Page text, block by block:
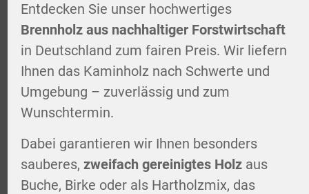
Entdecken Sie unser hochwertiges
Brennholz aus nachhaltiger Forstwirtschaft
in Deutschland zum fairen Preis. Wir liefern
Ihnen das Kaminholz nach Schwerte und
Umgebung – zuverlässig und zum
Wunschtermin.
Dabei garantieren wir Ihnen besonders
sauberes, zweifach gereinigtes Holz aus
Buche, Birke oder als Hartholzmix, das